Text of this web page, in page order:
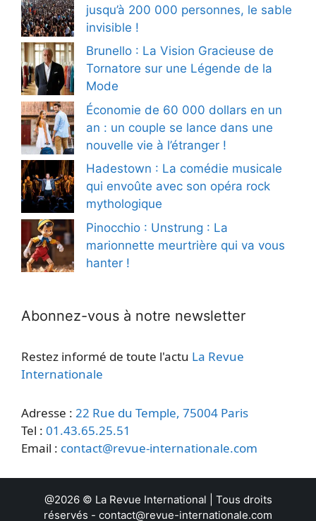
jusqu’à 200 000 personnes, le sable
invisible !
Brunello : La Vision Gracieuse de
Tornatore sur une Légende de la
Mode
Économie de 60 000 dollars en un
an : un couple se lance dans une
nouvelle vie à l’étranger !
Hadestown : La comédie musicale
qui envoûte avec son opéra rock
mythologique
Pinocchio : Unstrung : La
marionnette meurtrière qui va vous
hanter !
Abonnez-vous à notre newsletter
Restez informé de toute l'actu La Revue
Internationale
Adresse : 22 Rue du Temple, 75004 Paris
Tel : 01.43.65.25.51
Email : contact@revue-internationale.com
@2026 © La Revue International | Tous droits
réservés - contact@revue-internationale.com